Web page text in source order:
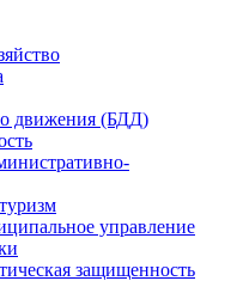
движения (БДД)
управление
защищенность